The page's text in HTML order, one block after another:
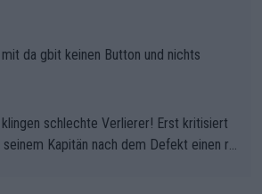
da gbit keinen Button und nichts
schlechte Verlierer! Erst kritisiert
seinem Kapitän nach dem Defekt einen ro